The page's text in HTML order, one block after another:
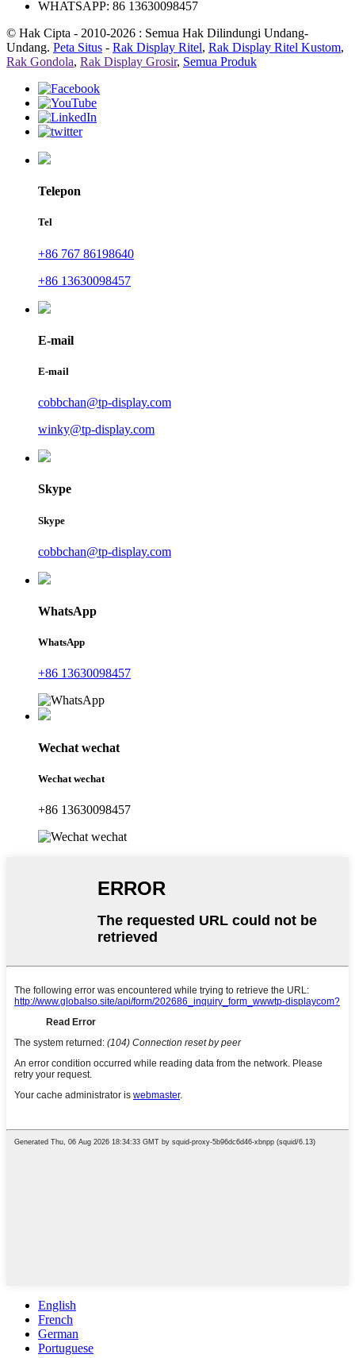
WHATSAPP: 86 13630098457
© Hak Cipta - 2010-2026 : Semua Hak Dilindungi Undang-
Undang. Peta Situs - Rak Display Ritel, Rak Display Ritel Kustom,
Rak Gondola, Rak Display Grosir, Semua Produk
Telepon
Tel
+86 767 86198640
+86 13630098457
E-mail
E-mail
cobbchan@tp-display.com
winky@tp-display.com
Skype
Skype
cobbchan@tp-display.com
WhatsApp
WhatsApp
+86 13630098457
Wechat wechat
Wechat wechat
+86 13630098457
English
French
German
Portuguese